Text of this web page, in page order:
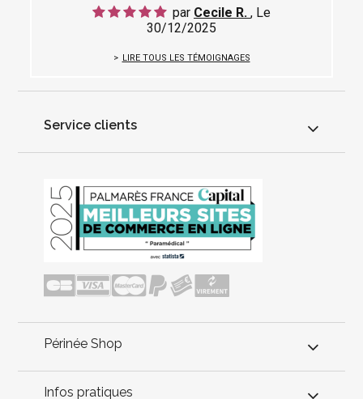
par Cecile R. , Le
30/12/2025
LIRE TOUS LES TÉMOIGNAGES
Service clients
Périnée Shop
Infos pratiques